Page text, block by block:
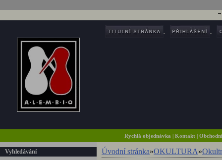
Rychlá objednávka |Kontakt |
Vyhledávání Úvodní stránka»OKULTURA»